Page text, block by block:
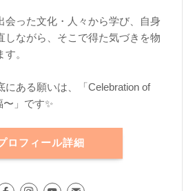
会った文化・人々から学び、自身
しながら、そこで得た気づきを物
。
にある願いは、「Celebration of
」です✨
ロフィール詳細